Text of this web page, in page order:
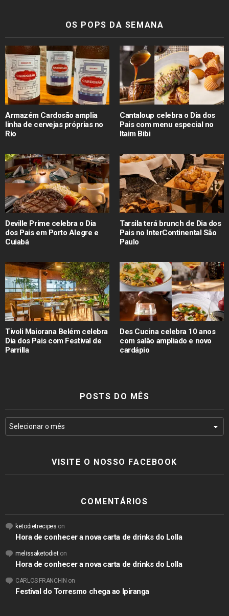
OS POPS DA SEMANA
Armazém Cardosão amplia
linha de cervejas próprias no
Rio
Cantaloup celebra o Dia dos
Pais com menu especial no
Itaim Bibi
Deville Prime celebra o Dia
dos Pais em Porto Alegre e
Cuiabá
Tarsila terá brunch de Dia dos
Pais no InterContinental São
Paulo
Tivoli Maiorana Belém celebra
Dia dos Pais com Festival de
Parrilla
Des Cucina celebra 10 anos
com salão ampliado e novo
cardápio
POSTS DO MÊS
VISITE O NOSSO FACEBOOK
COMENTÁRIOS
ketodietrecipes on
Hora de conhecer a nova carta de drinks do Lolla
melissaketodieton
Hora de conhecer a nova carta de drinks do Lolla
CARLOS FRANCHIN on
Festival do Torresmo chega ao Ipiranga